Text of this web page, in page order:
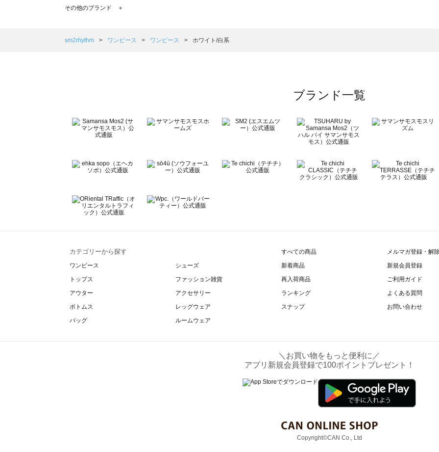
TSUHARU by Samansa Mos2（ツハルバイサマンサモスモス）のワンピース一覧
Samansa Mos2 Lagom（サマンサモスモス ラーゴム）のワンピース一覧
BETTY'S BLUE（べティーズブルー）のワンピース一覧
Wpc.（ワールドパーティー）のワンピース一覧
その他のブランド ＋
sm2rhythm ワンピース ワンピース ホワイト/白系
ブランド一覧
カテゴリーから探す
ワンピース
トップス
アウター
ボトムス
バッグ
シューズ
ファッション雑貨
アクセサリー
レッグウェア
ルームウェア
すべての商品
新着商品
再入荷商品
ランキング
スナップ
メルマガ登録・解
新規会員登録
ご利用ガイド
よくある質問
お問い合わせ
＼お買い物をもっと便利に／
アプリ新規会員登録で100ポイントプレゼント！
Copyright©CAN Co., Ltd